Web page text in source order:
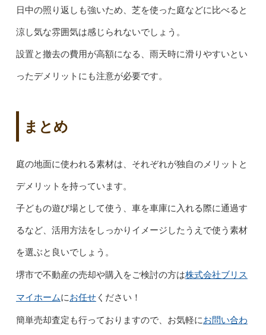
日中の照り返しも強いため、芝を使った庭などに比べると
涼し気な雰囲気は感じられないでしょう。
設置と撤去の費用が高額になる、雨天時に滑りやすいとい
ったデメリットにも注意が必要です。
まとめ
庭の地面に使われる素材は、それぞれが独自のメリットと
デメリットを持っています。
子どもの遊び場として使う、車を車庫に入れる際に通過す
るなど、活用方法をしっかりイメージしたうえで使う素材
を選ぶと良いでしょう。
堺市で不動産の売却や購入をご検討の方は株式会社ブリス
マイホームにお任せください！
簡単売却査定も行っておりますので、お気軽にお問い合わ